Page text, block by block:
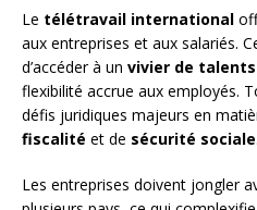
Le télétravail international
aux entreprises et aux salariés.
d’accéder à un vivier de talents
flexibilité accrue aux employés.
défis juridiques majeurs en
fiscalité et de sécurité sociale.
Les entreprises doivent jongler